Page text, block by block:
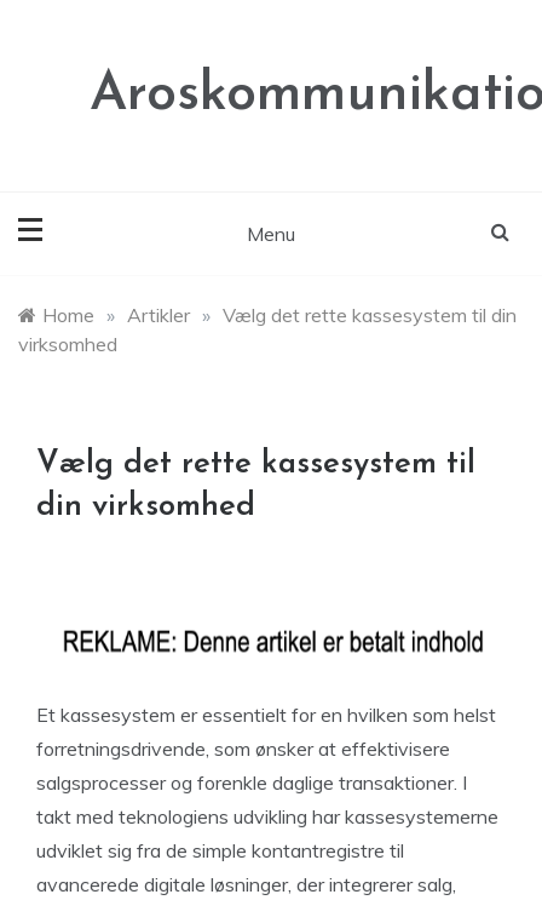
Menu
Home » Artikler » Vælg det rette kassesystem til din
virksomhed
Vælg det rette kassesystem til
din virksomhed
Et kassesystem er essentielt for en hvilken som helst
forretningsdrivende, som ønsker at effektivisere
salgsprocesser og forenkle daglige transaktioner. I
takt med teknologiens udvikling har kassesystemerne
udviklet sig fra de simple kontantregistre til
avancerede digitale løsninger, der integrerer salg,